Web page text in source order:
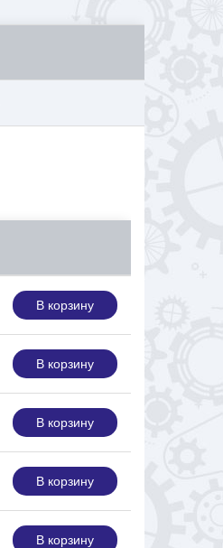
В корзину
В корзину
В корзину
В корзину
В корзину